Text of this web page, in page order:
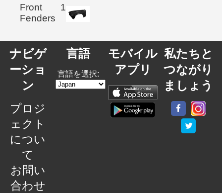
Front
Fenders
1
ナビゲ
ーショ
ン
プロジ
ェクト
につい
て
お問い
合わせ
言語
言語を選択:
モバイル
アプリ
私たちと
つながり
ましょう